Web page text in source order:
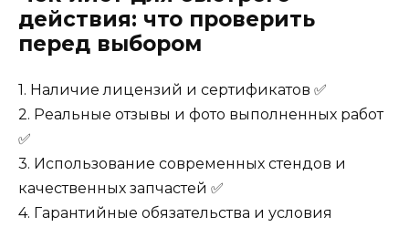
действия: что проверить
перед выбором
1. Наличие лицензий и сертификатов ✅
2. Реальные отзывы и фото выполненных работ
✅
3. Использование современных стендов и
качественных запчастей ✅
4. Гарантийные обязательства и условия